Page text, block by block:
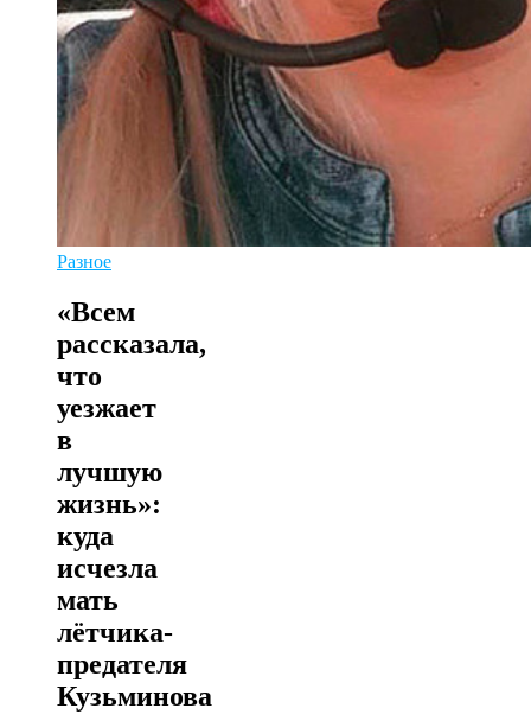
Разное
«Всем
рассказала,
что
уезжает
в
лучшую
жизнь»:
куда
исчезла
мать
лётчика-
предателя
Кузьминова